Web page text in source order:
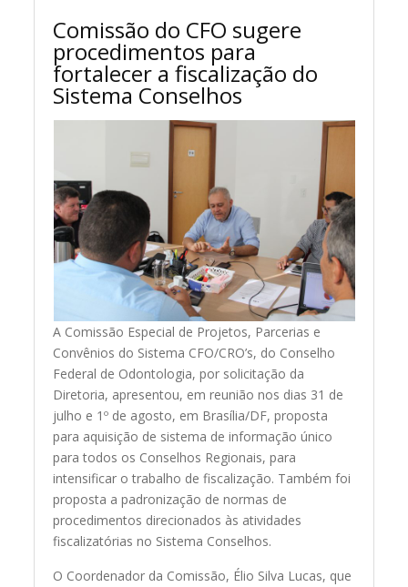
Comissão do CFO sugere
procedimentos para
fortalecer a fiscalização do
Sistema Conselhos
A Comissão Especial de Projetos, Parcerias e
Convênios do Sistema CFO/CRO’s, do Conselho
Federal de Odontologia, por solicitação da
Diretoria, apresentou, em reunião nos dias 31 de
julho e 1º de agosto, em Brasília/DF, proposta
para aquisição de sistema de informação único
para todos os Conselhos Regionais, para
intensificar o trabalho de fiscalização. Também foi
proposta a padronização de normas de
procedimentos direcionados às atividades
fiscalizatórias no Sistema Conselhos.
O Coordenador da Comissão, Élio Silva Lucas, que